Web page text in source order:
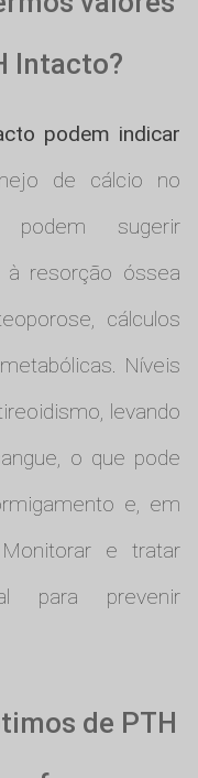
Intacto?
podem indicar
de cálcio no
podem sugerir
à resorção óssea
cálculos
Níveis
levando
o que pode
e, em
e tratar
para prevenir
de PTH